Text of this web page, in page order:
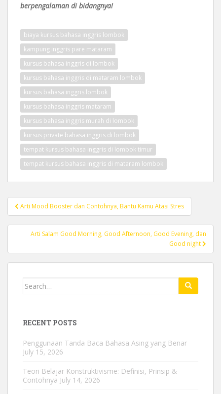
berpengalaman di bidangnya!
biaya kursus bahasa inggris lombok
kampung inggris pare mataram
kursus bahasa inggris di lombok
kursus bahasa inggris di mataram lombok
kursus bahasa inggris lombok
kursus bahasa inggris mataram
kursus bahasa inggris murah di lombok
kursus private bahasa inggris di lombok
tempat kursus bahasa inggris di lombok timur
tempat kursus bahasa inggris di mataram lombok
Post
navigation
Arti Mood Booster dan Contohnya, Bantu Kamu Atasi Stres
Arti Salam Good Morning, Good Afternoon, Good Evening, dan
Good night
Search
RECENT POSTS
Penggunaan Tanda Baca Bahasa Asing yang Benar
July 15, 2026
Teori Belajar Konstruktivisme: Definisi, Prinsip &
Contohnya July 14, 2026